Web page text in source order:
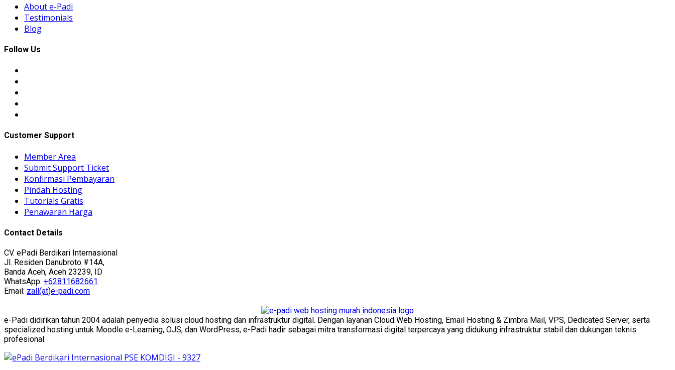
About e-Padi
Testimonials
Blog
Follow Us
Customer Support
Member Area
Submit Support Ticket
Konfirmasi Pembayaran
Pindah Hosting
Tutorials Gratis
Penawaran Harga
Contact Details
CV. ePadi Berdikari Internasional
Jl. Residen Danubroto #14A,
Banda Aceh, Aceh 23239, ID
WhatsApp: +62811682661
Email: zall(at)e-padi.com
e-Padi didirikan tahun 2004 adalah penyedia solusi cloud hosting dan infrastruktur digital. Dengan layanan Cloud Web Hosting, Email Hosting & Zimbra Mail, VPS, Dedicated Server, serta
specialized hosting untuk Moodle e-Learning, OJS, dan WordPress, e-Padi hadir sebagai mitra transformasi digital terpercaya yang didukung infrastruktur stabil dan dukungan teknis
profesional.